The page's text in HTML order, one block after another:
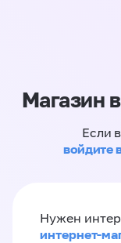
Магазин
Если
войдите
Нужен
интернет-